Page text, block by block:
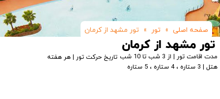
صفحه اصلی » تور » تور مشهد از کرمان
تور مشهد از کرمان
مدت اقامت تور | از 3 شب تا 10 شب
تاریخ حرکت تور | هر هفته
هتل | 3 ستاره ، 4 ستاره ، 5 ستاره